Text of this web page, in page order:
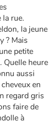
la rue.
la jeune
? Mais
petite
Quelle heure
aussi
en
regard gris
faire de
à